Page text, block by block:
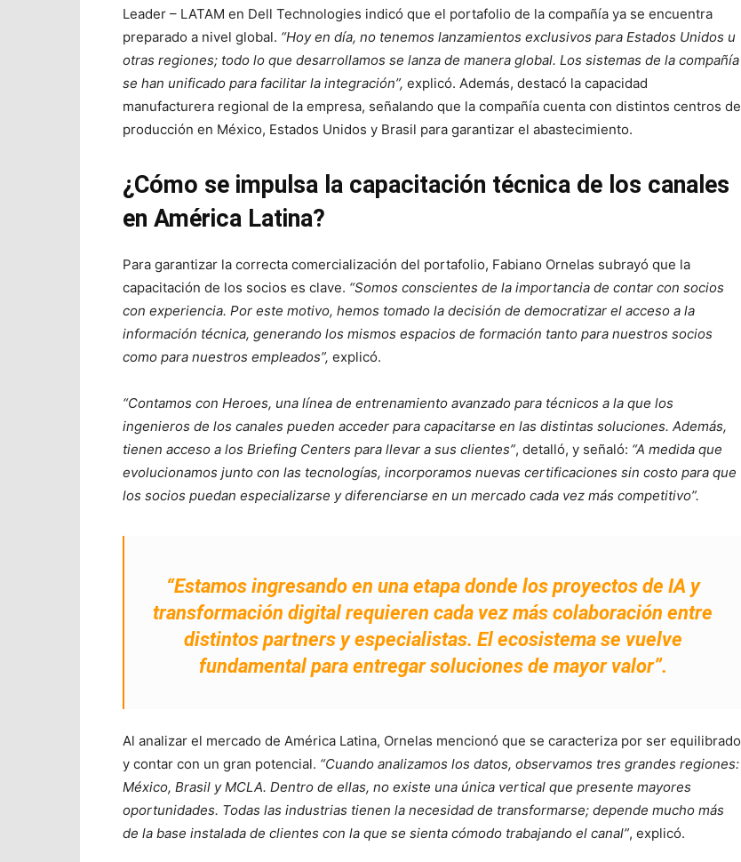
Leader – LATAM en Dell Technologies indicó que el portafolio de la compañía ya se encuentra
preparado a nivel global. “Hoy en día, no tenemos lanzamientos exclusivos para Estados Unidos u
otras regiones; todo lo que desarrollamos se lanza de manera global. Los sistemas de la compañía
se han unificado para facilitar la integración”, explicó. Además, destacó la capacidad
manufacturera regional de la empresa, señalando que la compañía cuenta con distintos centros de
producción en México, Estados Unidos y Brasil para garantizar el abastecimiento.
¿Cómo se impulsa la capacitación técnica de los canales
en América Latina?
Para garantizar la correcta comercialización del portafolio, Fabiano Ornelas subrayó que la
capacitación de los socios es clave. “Somos conscientes de la importancia de contar con socios
con experiencia. Por este motivo, hemos tomado la decisión de democratizar el acceso a la
información técnica, generando los mismos espacios de formación tanto para nuestros socios
como para nuestros empleados”, explicó.
“Contamos con Heroes, una línea de entrenamiento avanzado para técnicos a la que los
ingenieros de los canales pueden acceder para capacitarse en las distintas soluciones. Además,
tienen acceso a los Briefing Centers para llevar a sus clientes”, detalló, y señaló: “A medida que
evolucionamos junto con las tecnologías, incorporamos nuevas certificaciones sin costo para que
los socios puedan especializarse y diferenciarse en un mercado cada vez más competitivo”.
“Estamos ingresando en una etapa donde los proyectos de IA y
transformación digital requieren cada vez más colaboración entre
distintos partners y especialistas. El ecosistema se vuelve
fundamental para entregar soluciones de mayor valor”.
Al analizar el mercado de América Latina, Ornelas mencionó que se caracteriza por ser equilibrado
y contar con un gran potencial. “Cuando analizamos los datos, observamos tres grandes regiones:
México, Brasil y MCLA. Dentro de ellas, no existe una única vertical que presente mayores
oportunidades. Todas las industrias tienen la necesidad de transformarse; depende mucho más
de la base instalada de clientes con la que se sienta cómodo trabajando el canal”, explicó.